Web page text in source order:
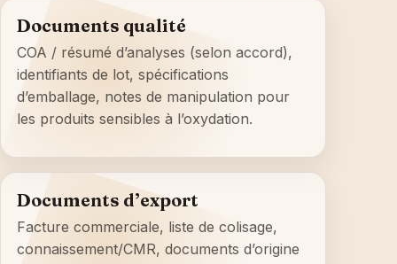
Documents qualité
COA / résumé d’analyses (selon accord),
identifiants de lot, spécifications
d’emballage, notes de manipulation pour
les produits sensibles à l’oxydation.
Documents d’export
Facture commerciale, liste de colisage,
connaissement/CMR, documents d’origine